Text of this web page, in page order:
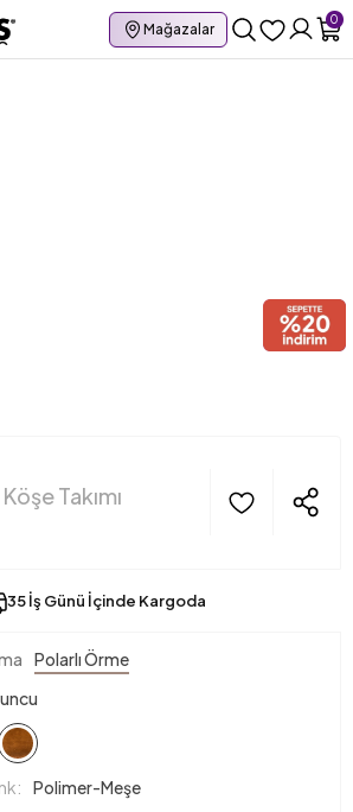
Mağazalar
0
Takımı
35 İş Günü İçinde Kargoda
Polarlı Örme
Polimer-Meşe